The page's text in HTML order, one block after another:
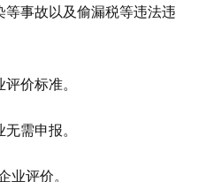
事故以及偷漏税等违法违
价标准。
需申报。
评价。